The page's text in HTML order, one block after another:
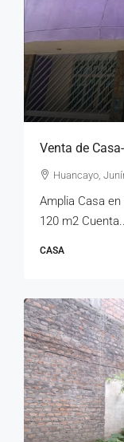
Venta de
Huancayo,
Amplia Casa
120 m2
CASA